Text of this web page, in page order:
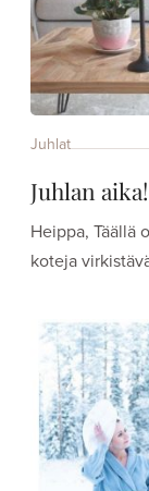
Juhlat
Juhlan aika!
Heippa, Täällä
koteja